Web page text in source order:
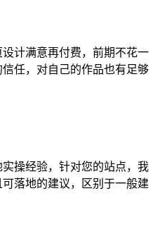
计满意再付费，前期不花一
任，对自己的作品也有足够
操经验，针对您的站点，我
落地的建议，区别于一般建